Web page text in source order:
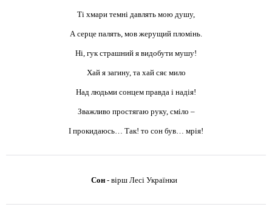
Ті хмари темні давлять мою душу,
А серце палять, мов жерущий пломінь.
Ні, гук страшний я видобути мушу!
Хай я загину, та хай сяє мило
Над людьми сонцем правда і надія!
Зважливо простягаю руку, сміло –
І прокидаюсь… Так! то сон був… мрія!
Сон - вірш Лесі Українки